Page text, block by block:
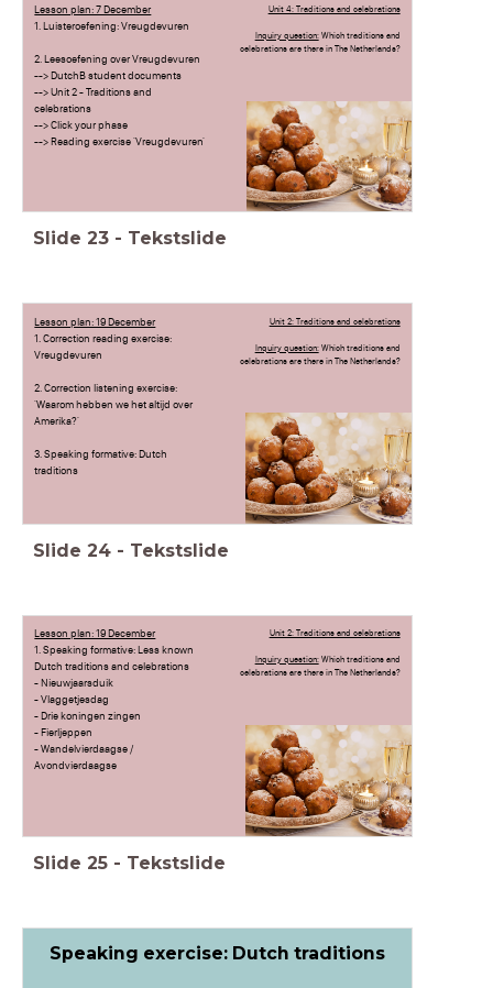
Lesson plan: 7 December
1. Luisteroefening: Vreugdevuren
2. Leesoefening over Vreugdevuren
--> DutchB student documents
--> Unit 2 - Traditions and
celebrations
--> Click your phase
--> Reading exercise 'Vreugdevuren'
Unit 4: Traditions and celebrations
Inquiry question:Which traditions and
celebrations are there in The Netherlands?
Slide 23 - Tekstslide
Lesson plan: 19 December
1. Correction reading exercise:
Vreugdevuren
2. Correction listening exercise:
'Waarom hebben we het altijd over
Amerika?'
3. Speaking formative: Dutch
traditions
Unit 2: Traditions and celebrations
Inquiry question:Which traditions and
celebrations are there in The Netherlands?
Slide 24 - Tekstslide
Lesson plan: 19 December
1. Speaking formative: Less known
Dutch traditions and celebrations
- Nieuwjaarsduik
- Vlaggetjesdag
- Drie koningen zingen
- Fierljeppen
- Wandelvierdaagse /
Avondvierdaagse
Unit 2: Traditions and celebrations
Inquiry question:Which traditions and
celebrations are there in The Netherlands?
Slide 25 - Tekstslide
Speaking exercise: Dutch traditions